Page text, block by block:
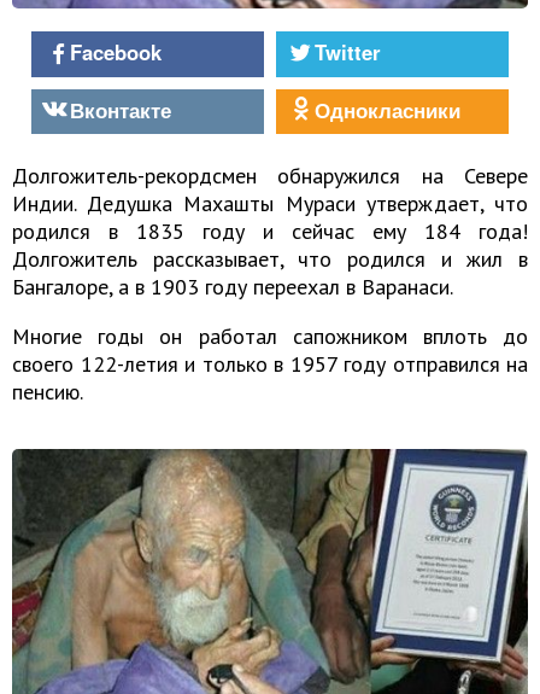
Facebook
Twitter
Вконтакте
Однокласники
Долгожитель-рекордсмен обнаружился на Севере
Индии. Дедушка Махашты Мураси утверждает, что
родился в 1835 году и сейчас ему 184 года!
Долгожитель рассказывает, что родился и жил в
Бангалоре, а в 1903 году переехал в Варанаси.
Многие годы он работал сапожником вплоть до
своего 122-летия и только в 1957 году отправился на
пенсию.